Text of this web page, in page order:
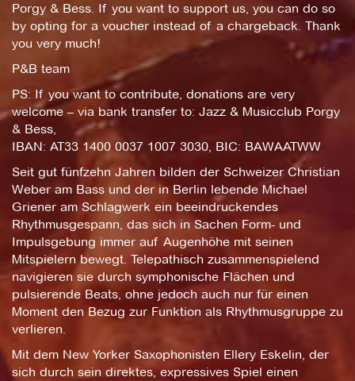
Porgy & Bess. If you want to support us, you can do so
by opting for a voucher instead of a chargeback. Thank
you very much!
P&B team
PS: If you want to contribute, donations are very
welcome – via bank transfer to: Jazz & Musicclub Porgy
& Bess,
IBAN: AT33 1400 0037 1007 3030, BIC: BAWAATWW
Seit gut fünfzehn Jahren bilden der Schweizer Christian
Weber am Bass und der in Berlin lebende Michael
Griener am Schlagwerk ein beeindruckendes
Rhythmusgespann, das sich in Sachen Form- und
Impulsgebung immer auf Augenhöhe mit seinen
Mitspielern bewegt. Telepathisch zusammenspielend
navigieren sie durch symphonische Flächen und
pulsierende Beats, ohne jedoch auch nur für einen
Moment den Bezug zur Funktion als Rhythmusgruppe zu
verlieren.
Mit dem New Yorker Saxophonisten Ellery Eskelin, der
sich durch sein direktes, expressives Spiel einen